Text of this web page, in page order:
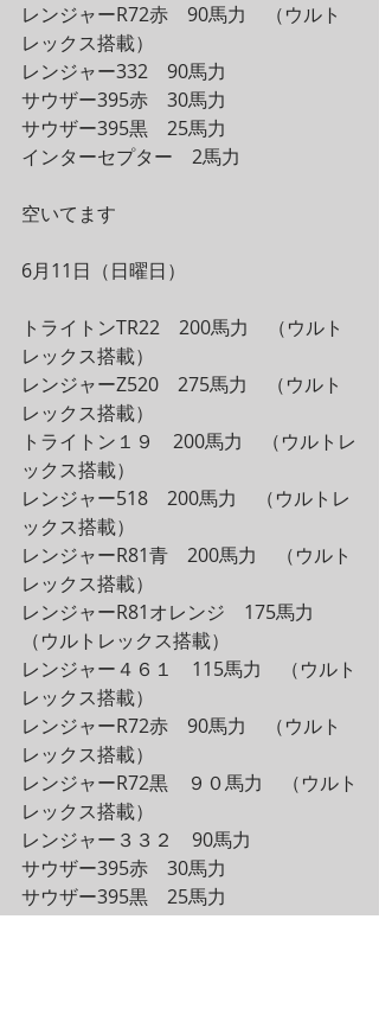
レンジャーR72赤　90馬力　（ウルト
レックス搭載）
レンジャー332　90馬力
サウザー395赤　30馬力
サウザー395黒　25馬力
インターセプター　2馬力
空いてます
6月11日（日曜日）
トライトンTR22　200馬力　（ウルト
レックス搭載）
レンジャーZ520　275馬力　（ウルト
レックス搭載）
トライトン１９　200馬力　（ウルトレ
ックス搭載）
レンジャー518　200馬力　（ウルトレ
ックス搭載）
レンジャーR81青　200馬力　（ウルト
レックス搭載）
レンジャーR81オレンジ　175馬力
（ウルトレックス搭載）
レンジャー４６１　115馬力　（ウルト
レックス搭載）
レンジャーR72赤　90馬力　（ウルト
レックス搭載）
レンジャーR72黒　９０馬力　（ウルト
レックス搭載）
レンジャー３３２　90馬力
サウザー395赤　30馬力
サウザー395黒　25馬力